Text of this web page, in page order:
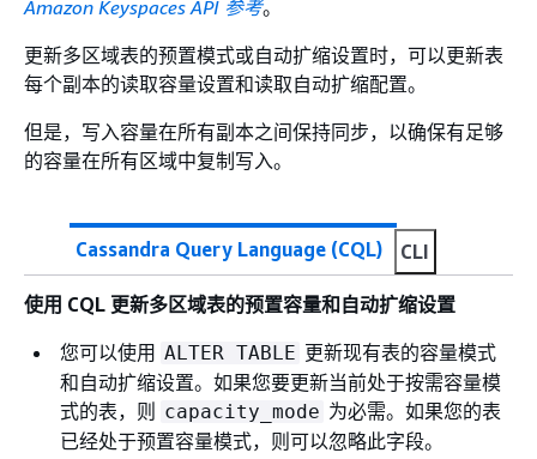
Amazon Keyspaces API 参考。
更新多区域表的预置模式或自动扩缩设置时，可以更新表
每个副本的读取容量设置和读取自动扩缩配置。
但是，写入容量在所有副本之间保持同步，以确保有足够
的容量在所有区域中复制写入。
Cassandra Query Language (CQL) CLI
使用 CQL 更新多区域表的预置容量和自动扩缩设置
您可以使用 ALTER TABLE 更新现有表的容量模式
和自动扩缩设置。如果您要更新当前处于按需容量模
式的表，则
capacity_mode 为必需。如果您的表
已经处于预置容量模式，则可以忽略此字段。